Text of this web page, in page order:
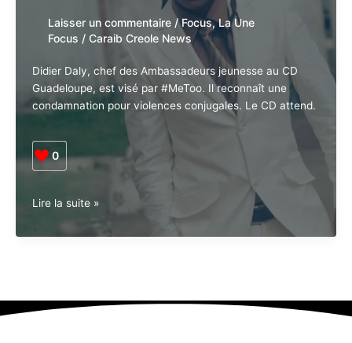
Laisser un commentaire /Focus,La Une
Focus / Caraib Creole News
Didier Daly, chef des Ambassadeurs jeunesse au CD
Guadeloupe, est visé par #MeToo. Il reconnaît une
condamnation pour violences conjugales. Le CD attend.
0
Guadeloupe •
conjugales.
épinglé
Lire la suite »